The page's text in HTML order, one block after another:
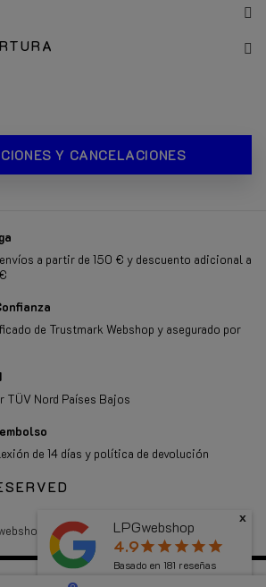
Y CANCELACIONES
a partir de 150 € y descuento adicional a
de Trustmark Webshop y asegurado por
TÜV Nord Países Bajos
de 14 días y política de devolución
- Todos los derechos reservados.
LPGwebshop
4.9star star star star star
Basado en 181 reseñas
x